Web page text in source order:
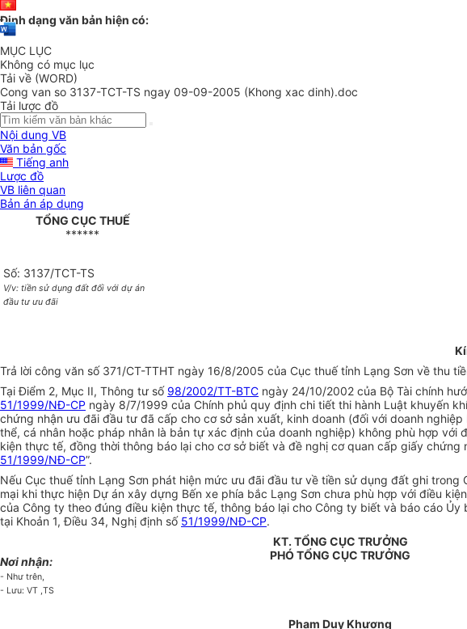
Định dạng văn bản hiện có:
MỤC LỤC
Không có mục lục
Tải về (WORD)
Cong van so 3137-TCT-TS ngay 09-09-2005 (Khong xac dinh).doc
Tải lược đồ
Nội dung VB
Văn bản gốc
Tiếng anh
Lược đồ
VB liên quan
Bản án áp dụng
TỔNG CỤC THUẾ
******
Số: 3137/TCT-TS
V/v: tiền sử dụng đất đối với dự án
đầu tư ưu đãi
Trả lời công văn số 371/CT-TTHT ngày 16/8/2005 của Cục thuế tỉnh Lạng Sơn về thu
Tại Điểm 2, Mục II, Thông tư số 98/2002/TT-BTC ngày 24/10/2002 của Bộ Tài chính
51/1999/NĐ-CP ngày 8/7/1999 của Chính phủ quy định chi tiết thi hành Luật khuyến
chứng nhận ưu đãi đầu tư đã cấp cho cơ sở sản xuất, kinh doanh (đối với doanh
thể, cá nhân hoặc pháp nhân là bản tự xác định của doanh nghiệp) không phù hợp
kiện thực tế, đồng thời thông báo lại cho cơ sở biết và đề nghị cơ quan cấp giấy
51/1999/NĐ-CP”.
Nếu Cục thuế tỉnh Lạng Sơn phát hiện mức ưu đãi đầu tư về tiền sử dụng đất ghi
mại khi thực hiện Dự án xây dựng Bến xe phía bắc Lạng Sơn chưa phù hợp với điều
của Công ty theo đúng điều kiện thực tế, thông báo lại cho Công ty biết và báo cáo
tại Khoản 1, Điều 34, Nghị định số 51/1999/NĐ-CP.
Nơi nhận:
- Như trên,
- Lưu: VT ,TS
KT. TỔNG CỤC TRƯỞNG
PHÓ TỔNG CỤC TRƯỞNG
Phạm Duy Khương